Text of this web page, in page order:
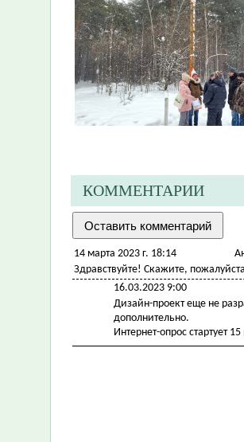
КОММЕНТАРИИ
14 марта 2023 г. 18:14
Здравствуйте! Скажите,
16.03.2023 9:00
Дизайн-проект еще не
дополнительно.
Интернет-опрос стартует